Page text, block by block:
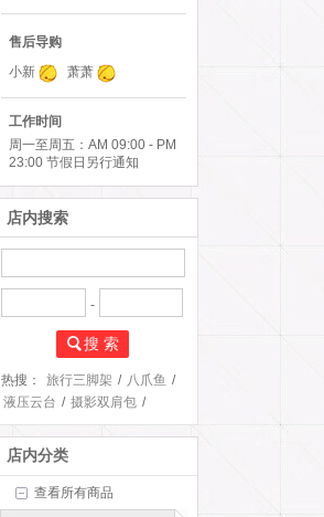
售后导购
小新
萧萧
工作时间
周一至周五：AM 09:00 - PM
23:00 节假日另行通知
店内搜索
-
搜 索
热搜： 旅行三脚架 / 八爪鱼 /
液压云台 / 摄影双肩包 /
打鸟三支架 /
店内分类
查看所有商品